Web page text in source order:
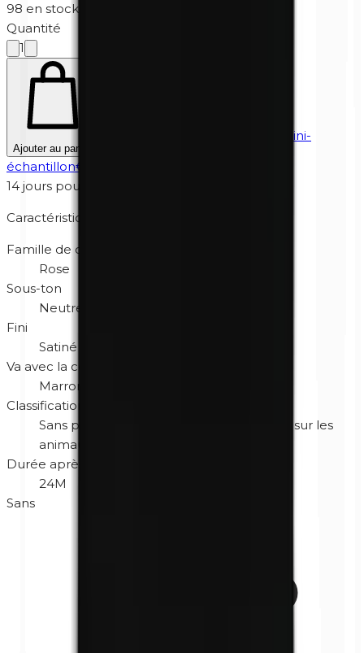
98 en stock
Quantité
1
Ajouter au panier
Hésitez ? Essayez d'abord un mini-
échantillon€
14 jours pour retourner
Caractéristiques
Famille de couleur
Rose
Sous-ton
Neutre
Fini
Satiné
Va avec la couleur des yeux
Marron
Classification
Sans parfum
Non testé sur les
animaux
Durée après ouverture
24M
Sans